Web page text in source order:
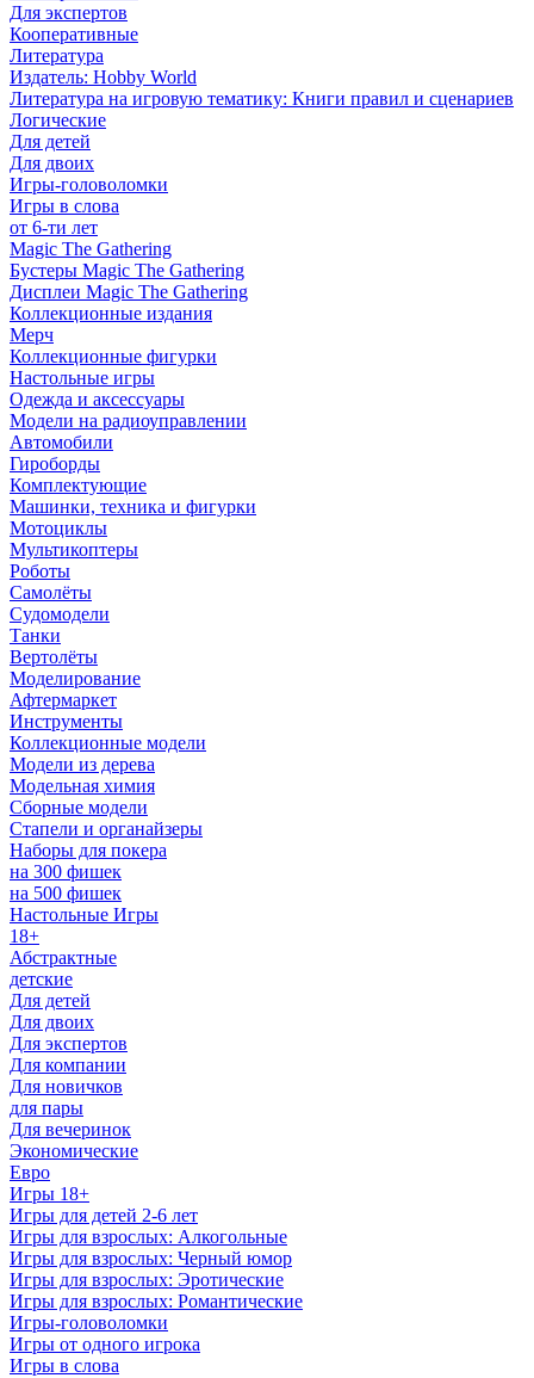
Для экспертов
Кооперативные
Литература
Издатель: Hobby World
Литература на игровую тематику: Книги правил и сценариев
Логические
Для детей
Для двоих
Игры-головоломки
Игры в слова
от 6-ти лет
Magic The Gathering
Бустеры Magic The Gathering
Дисплеи Magic The Gathering
Коллекционные издания
Мерч
Коллекционные фигурки
Настольные игры
Одежда и аксессуары
Модели на радиоуправлении
Автомобили
Гироборды
Комплектующие
Машинки, техника и фигурки
Мотоциклы
Мультикоптеры
Роботы
Самолёты
Судомодели
Танки
Вертолёты
Моделирование
Афтермаркет
Инструменты
Коллекционные модели
Модели из дерева
Модельная химия
Сборные модели
Стапели и органайзеры
Наборы для покера
на 300 фишек
на 500 фишек
Настольные Игры
18+
Абстрактные
детские
Для детей
Для двоих
Для экспертов
Для компании
Для новичков
для пары
Для вечеринок
Экономические
Евро
Игры 18+
Игры для детей 2-6 лет
Игры для взрослых: Алкогольные
Игры для взрослых: Черный юмор
Игры для взрослых: Эротические
Игры для взрослых: Романтические
Игры-головоломки
Игры от одного игрока
Игры в слова